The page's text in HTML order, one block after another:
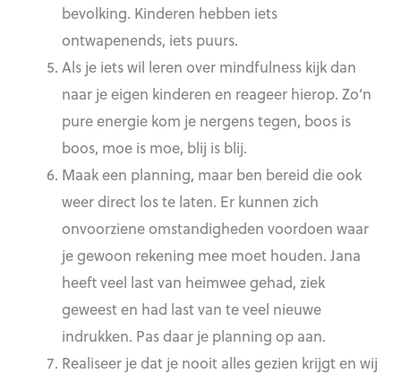
bevolking. Kinderen hebben iets
ontwapenends, iets puurs.
Als je iets wil leren over mindfulness kijk dan
naar je eigen kinderen en reageer hierop. Zo’n
pure energie kom je nergens tegen, boos is
boos, moe is moe, blij is blij.
Maak een planning, maar ben bereid die ook
weer direct los te laten. Er kunnen zich
onvoorziene omstandigheden voordoen waar
je gewoon rekening mee moet houden. Jana
heeft veel last van heimwee gehad, ziek
geweest en had last van te veel nieuwe
indrukken. Pas daar je planning op aan.
Realiseer je dat je nooit alles gezien krijgt en wij